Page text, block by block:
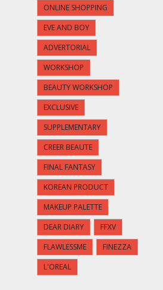
ONLINE SHOPPING
EVE AND BOY
ADVERTORIAL
WORKSHOP
BEAUTY WORKSHOP
EXCLUSIVE
SUPPLEMENTARY
CREER BEAUTE
FINAL FANTASY
KOREAN PRODUCT
MAKEUP PALETTE
DEAR DIARY
FFXV
FLAWLESSME
FINEZZA
L'OREAL